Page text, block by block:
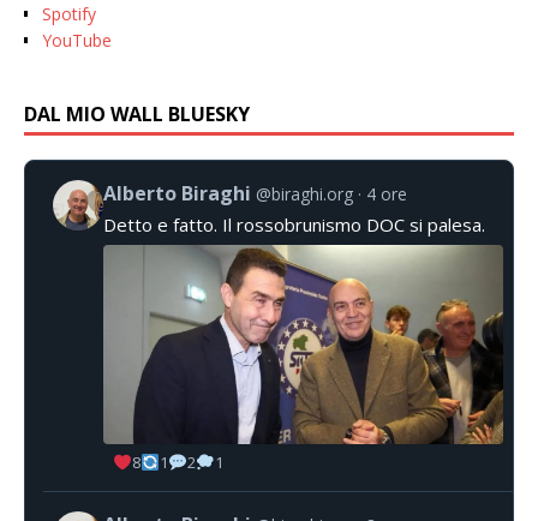
Spotify
YouTube
DAL MIO WALL BLUESKY
Alberto Biraghi @biraghi.org 4 ore
Detto e fatto. Il rossobrunismo DOC si palesa.
8 1 2 1